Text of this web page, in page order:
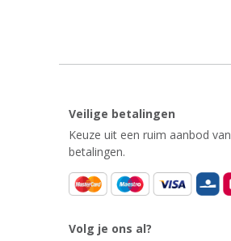
Veilige betalingen
Keuze uit een ruim aanbod van
betalingen.
Volg je ons al?